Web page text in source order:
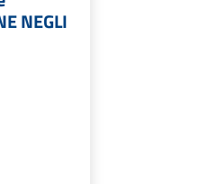
NEGLI